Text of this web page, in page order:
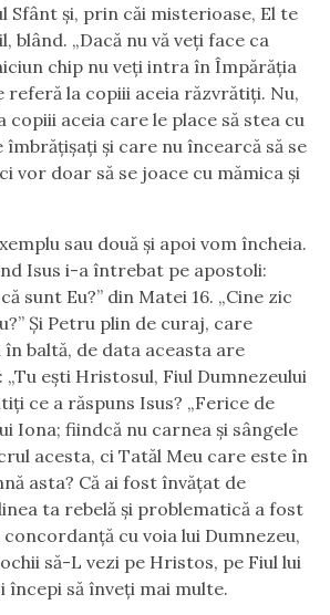
Sfânt şi, prin căi misterioase, El te
blând. „Dacă nu vă veţi face ca
chip nu veţi intra în Împărăţia
referă la copiii aceia răzvrătiţi. Nu,
copiii aceia care le place să stea cu
îmbrăţişaţi şi care nu încearcă să se
vor doar să se joace cu mămica şi
sau două şi apoi vom încheia.
Isus i-a întrebat pe apostoli:
sunt Eu?” din Matei 16. „Cine zic
Şi Petru plin de curaj, care
în baltă, de data aceasta are
eşti Hristosul, Fiul Dumnezeului
ce a răspuns Isus? „Ferice de
Iona; fiindcă nu carnea şi sângele
acesta, ci Tatăl Meu care este în
asta? Că ai fost învăţat de
ta rebelă şi problematică a fost
cu voia lui Dumnezeu,
să-L vezi pe Hristos, pe Fiul lui
începi să înveţi mai multe.